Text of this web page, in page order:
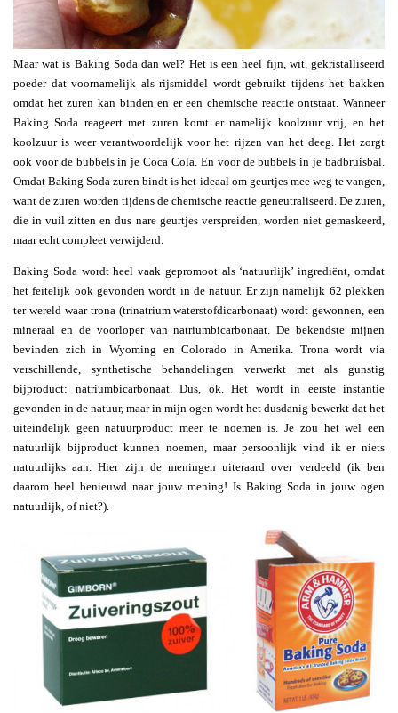
Maar wat is Baking Soda dan wel? Het is een heel fijn, wit, gekristalliseerd
poeder dat voornamelijk als rijsmiddel wordt gebruikt tijdens het bakken
omdat het zuren kan binden en er een chemische reactie ontstaat. Wanneer
Baking Soda reageert met zuren komt er namelijk koolzuur vrij, en het
koolzuur is weer verantwoordelijk voor het rijzen van het deeg. Het zorgt
ook voor de bubbels in je Coca Cola. En voor de bubbels in je badbruisbal.
Omdat Baking Soda zuren bindt is het ideaal om geurtjes mee weg te vangen,
want de zuren worden tijdens de chemische reactie geneutraliseerd. De zuren,
die in vuil zitten en dus nare geurtjes verspreiden, worden niet gemaskeerd,
maar echt compleet verwijderd.
Baking Soda wordt heel vaak gepromoot als ‘natuurlijk’ ingrediënt, omdat
het feitelijk ook gevonden wordt in de natuur. Er zijn namelijk 62 plekken
ter wereld waar trona (trinatrium waterstofdicarbonaat) wordt gewonnen, een
mineraal en de voorloper van natriumbicarbonaat. De bekendste mijnen
bevinden zich in Wyoming en Colorado in Amerika. Trona wordt via
verschillende, synthetische behandelingen verwerkt met als gunstig
bijproduct: natriumbicarbonaat. Dus, ok. Het wordt in eerste instantie
gevonden in de natuur, maar in mijn ogen wordt het dusdanig bewerkt dat het
uiteindelijk geen natuurproduct meer te noemen is. Je zou het wel een
natuurlijk bijproduct kunnen noemen, maar persoonlijk vind ik er niets
natuurlijks aan. Hier zijn de meningen uiteraard over verdeeld (ik ben
daarom heel benieuwd naar jouw mening! Is Baking Soda in jouw ogen
natuurlijk, of niet?).